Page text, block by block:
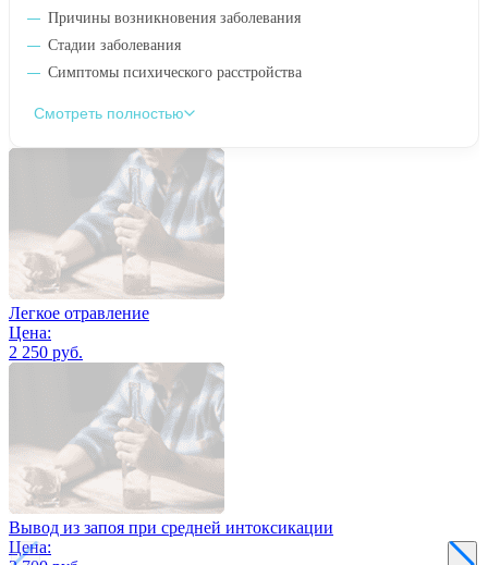
Причины возникновения заболевания
Стадии заболевания
Симптомы психического расстройства
Смотреть полностью
Легкое отравление
Цена:
2 250 руб.
Вывод из запоя при средней интоксикации
Цена: